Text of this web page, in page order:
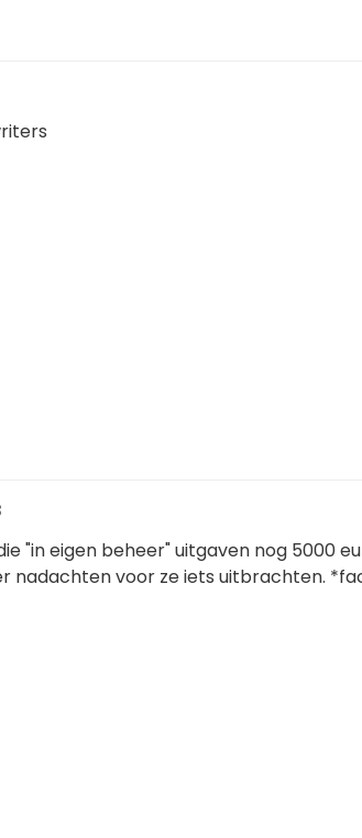
"in eigen beheer" uitgaven nog 5000
nadachten voor ze iets uitbrachten.